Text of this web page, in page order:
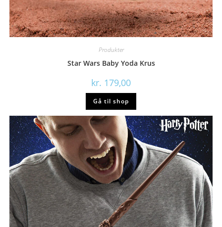
Produkter
Star Wars Baby Yoda Krus
kr. 179,00
Gå til shop